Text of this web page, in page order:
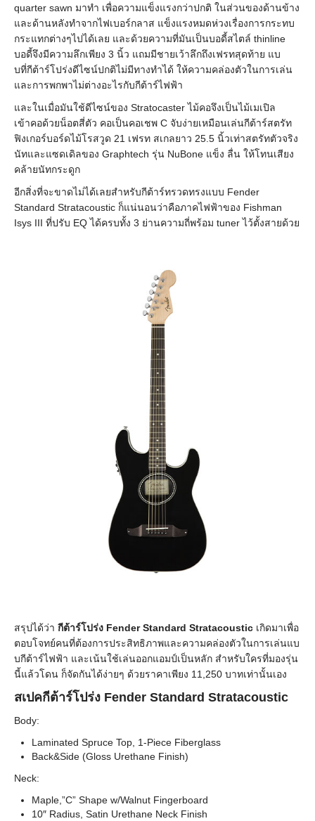
quarter sawn มาทำ เพื่อความแข็งแรงกว่าปกติ ในส่วนของด้านข้าง
และด้านหลังทำจากไฟเบอร์กลาส แข็งแรงหมดห่วงเรื่องการกระทบ
กระแทกต่างๆไปได้เลย และด้วยความที่มันเป็นบอดี้สไตล์ thinline
บอดี้จึงมีความลึกเพียง 3 นิ้ว แถมมีชายเว้าลึกถึงเฟรทสุดท้าย แบ
บที่กีต้าร์โปร่งดีไซน์ปกติไม่มีทางทำได้ ให้ความคล่องตัวในการเล่น
และการพกพาไม่ต่างอะไรกับกีต้าร์ไฟฟ้า
และในเมื่อมันใช้ดีไซน์ของ Stratocaster ไม้คอจึงเป็นไม้เมเปิล
เข้าคอด้วยน็อตสี่ตัว คอเป็นคอเชพ C จับง่ายเหมือนเล่นกีต้าร์สตรัท
ฟิงเกอร์บอร์ดไม้โรสวูด 21 เฟรท สเกลยาว 25.5 นิ้วเท่าสตรัทตัวจริง
นัทและแซดเดิลของ Graphtech รุ่น NuBone แข็ง ลื่น ให้โทนเสียง
คล้ายนัทกระดูก
อีกสิ่งที่จะขาดไม่ได้เลยสำหรับกีต้าร์ทรวดทรงแบบ Fender
Standard Stratacoustic ก็แน่นอนว่าคือภาคไฟฟ้าของ Fishman
Isys III ที่ปรับ EQ ได้ครบทั้ง 3 ย่านความถี่พร้อม tuner ไว้ตั้งสายด้วย
สรุปได้ว่า กีต้าร์โปร่ง Fender Standard Stratacoustic เกิดมาเพื่อ
ตอบโจทย์คนที่ต้องการประสิทธิภาพและความคล่องตัวในการเล่นแบ
บกีต้าร์ไฟฟ้า และเน้นใช้เล่นออกแอมป์เป็นหลัก สำหรับใครที่มองรุ่น
นี้แล้วโดน ก็จัดกันได้ง่ายๆ ด้วยราคาเพียง 11,250 บาทเท่านั้นเอง
สเปคกีต้าร์โปร่ง Fender Standard Stratacoustic
Body:
Laminated Spruce Top, 1-Piece Fiberglass
Back&Side (Gloss Urethane Finish)
Neck:
Maple,”C” Shape w/Walnut Fingerboard
10″ Radius, Satin Urethane Neck Finish